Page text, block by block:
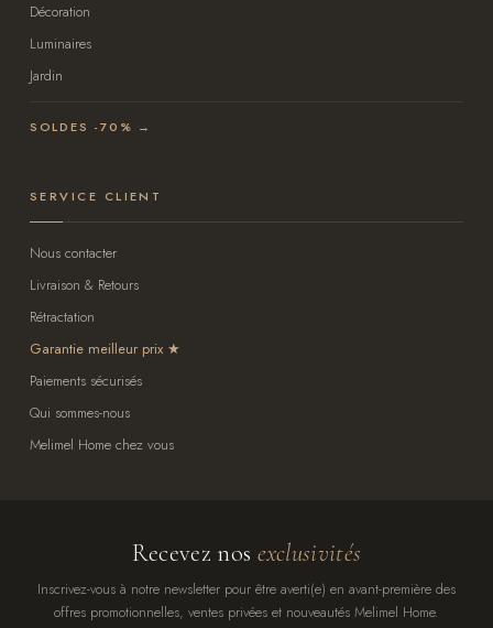
Décoration
Luminaires
Jardin
SOLDES -70% →
SERVICE CLIENT
Nous contacter
Livraison & Retours
Rétractation
Garantie meilleur prix
Paiements sécurisés
Qui sommes-nous
Melimel Home chez vous
Recevez nos exclusivités
Inscrivez-vous à notre newsletter pour être averti(e) en avant-première des
offres promotionnelles, ventes privées et nouveautés Melimel Home.